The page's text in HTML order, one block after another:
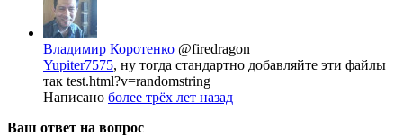
Владимир Коротенко @firedragon
Yupiter7575, ну тогда стандартно добавляйте эти файлы
так test.html?v=randomstring
Написано более трёх лет назад
Ваш ответ на вопрос